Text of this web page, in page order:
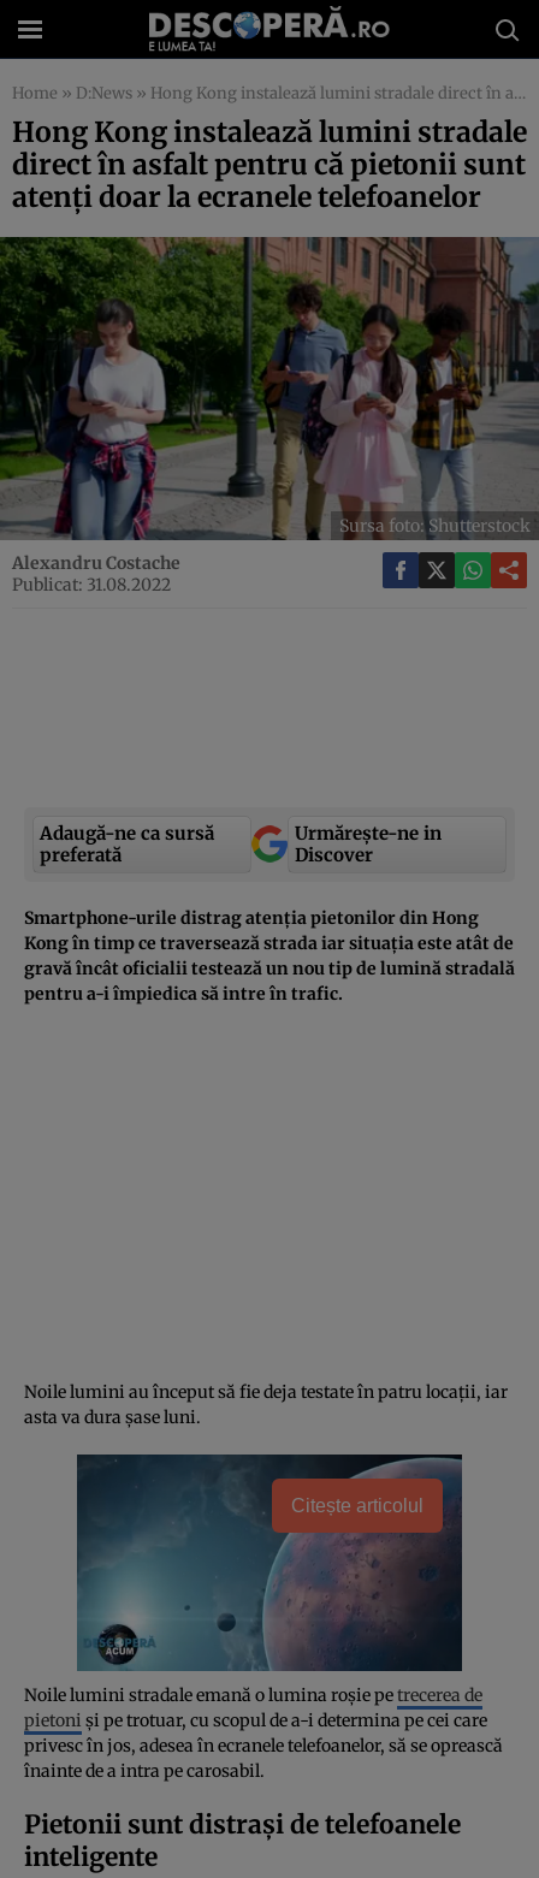
Home » D:News » Hong Kong instalează lumini stradale direct în asfalt pentru că pietonii sunt atenți doar la ecranele telefoanelor
Hong Kong instalează lumini stradale
direct în asfalt pentru că pietonii sunt
atenți doar la ecranele telefoanelor
Sursa foto: Shutterstock
Alexandru Costache
Publicat: 31.08.2022
Adaugă-ne ca sursă
preferată
Urmărește-ne in
Discover
Smartphone-urile distrag atenția pietonilordin Hong
Kongîn timp ce traversează strada iar situația este atât de
gravă încât oficialii testează un nou tip de lumină stradală
pentru a-i împiedica să intre în trafic.
Noile lumini au început să fie deja testate în patru locații, iar
asta va dura șase luni.
Citește articolul
Noile lumini stradale emană o lumina roșie petrecerea de
pietoni și pe trotuar, cu scopul de a-i determina pe cei care
privesc în jos, adesea în ecranele telefoanelor, să se oprească
înainte de a intra pe carosabil.
Pietonii sunt distrași de telefoanele
inteligente